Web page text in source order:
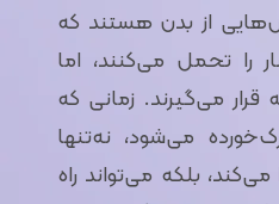
از بدن هستند که
را تحمل می‌کنند، اما
قرار می‌گیرند. زمانی که
می‌شود، نه‌تنها
بلکه می‌تواند راه